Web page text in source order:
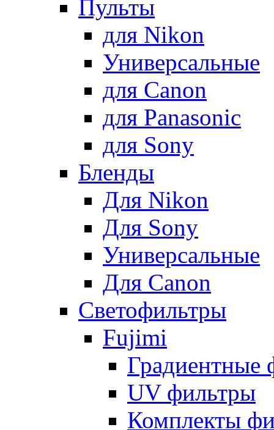
Пульты
для Nikon
Универсальные
для Canon
для Panasonic
для Sony
Бленды
Для Nikon
Для Sony
Универсальные
Для Canon
Светофильтры
Fujimi
Градиентные
UV фильтры
Комплекты